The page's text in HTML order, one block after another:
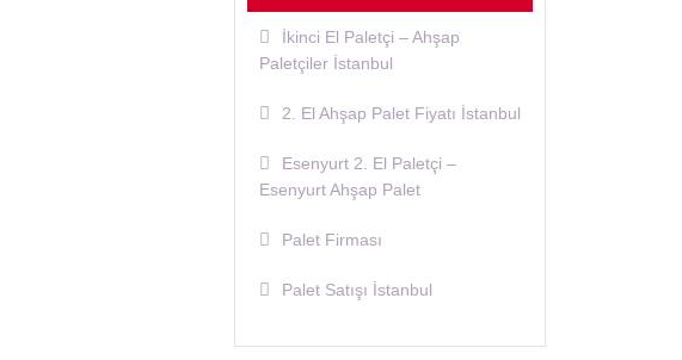
İkinci El Paletçi – Ahşap
Paletçiler İstanbul
2. El Ahşap Palet Fiyatı İstanbul
Esenyurt 2. El Paletçi –
Esenyurt Ahşap Palet
Palet Firması
Palet Satışı İstanbul